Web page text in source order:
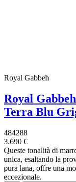
Royal Gabbeh
Royal
Terra Blu
484288
3.690 €
Queste tonalità di
unica, esaltando la
pura lana, offre una
eccezionale.